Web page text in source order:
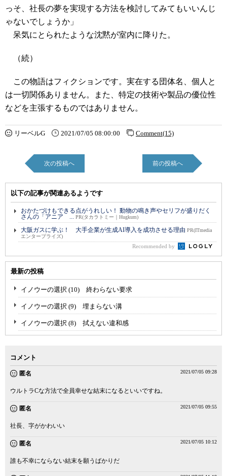
っそ、社長の夢を実現する方法を検討してみてもいいんじ
ゃないでしょうか」
呆気にとられたような沈黙が室内に降りた。
（続）
この物語はフィクションです。実在する団体名、個人と
は一切関係ありません。また、特定の技術や製品の優位性
などを主張するものではありません。
リーベルG 2021/07/05 08:00:00 Comment(15)
次の投稿へ 前の投稿へ
以下の記事が関連あるようです
おかたづけもできる点がうれしい！ 動物の鳴き声やセリフが盛りだく
さんの「アニア ... PR(タカラトミー｜Hugkum)
大阪ガスに学ぶ！ 大手企業が生成AI導入を成功させる理由 PR(ITmedia
エンタープライズ)
Recommended by
最新の投稿
イノウーの選択 (10) 終わらない要求
イノウーの選択 (9) 埋まらない溝
イノウーの選択 (8) 拭えない違和感
コメント
匿名 2021/07/05 09:28
ウルトラCな方法で全員幸せな結末になるといいですね。
匿名 2021/07/05 09:55
社長、字がかわいい
匿名 2021/07/05 10:12
誰も不幸にならない結末を願うばかりだ